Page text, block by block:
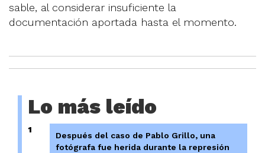
sable, al considerar insuficiente la
documentación aportada hasta el momento.
Lo más leído
1
Después del caso de Pablo Grillo, una
fotógrafa fue herida durante la represión